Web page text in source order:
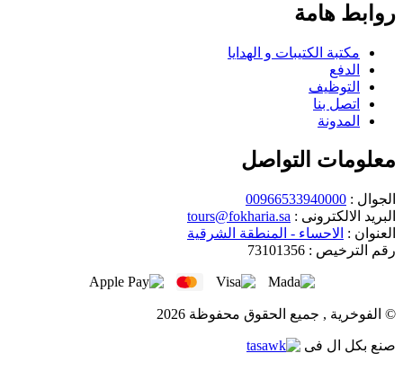
روابط هامة
مكتبة الكتيبات و الهدايا
الدفع
التوظيف
اتصل بنا
المدونة
معلومات التواصل
الجوال : 00966533940000
البريد الالكترونى : tours@fokharia.sa
العنوان : الاحساء - المنطقة الشرقية
رقم الترخيص : 73101356
© الفوخرية , جميع الحقوق محفوظة 2026
صنع بكل ال فى